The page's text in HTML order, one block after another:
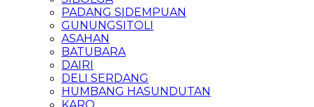
PADANG SIDEMPUAN
GUNUNGSITOLI
ASAHAN
BATUBARA
DAIRI
DELI SERDANG
HUMBANG HASUNDUTAN